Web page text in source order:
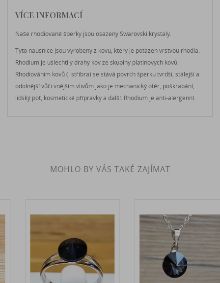
VÍCE INFORMACÍ
Naše rhodiované šperky jsou osazeny Swarovski krystaly.
Tyto náušnice jsou vyrobeny z kovu, který je potažen vrstvou rhodia.
Rhodium je ušlechtilý drahý kov ze skupiny platinových kovů.
Rhodiováním kovů (i stříbra) se stává povrch šperku tvrdší, stálejší a
odolnější vůči vnějším vlivům jako je mechanický otěr, poškrabání,
lidský pot, kosmetické přípravky a další. Rhodium je anti-alergenní.
MOHLO BY VÁS TAKÉ ZAJÍMAT